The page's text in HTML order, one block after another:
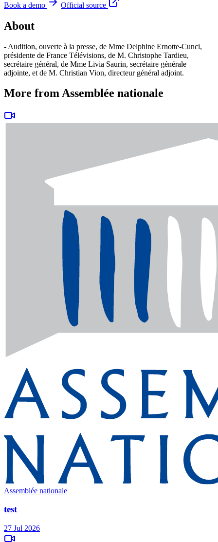
Book a demo
Official source
About
- Audition, ouverte à la presse, de Mme Delphine Ernotte-Cunci,
présidente de France Télévisions, de M. Christophe Tardieu,
secrétaire général, de Mme Livia Saurin, secrétaire générale
adjointe, et de M. Christian Vion, directeur général adjoint.
More from Assemblée nationale
Assemblée nationale
test
27 Jul 2026